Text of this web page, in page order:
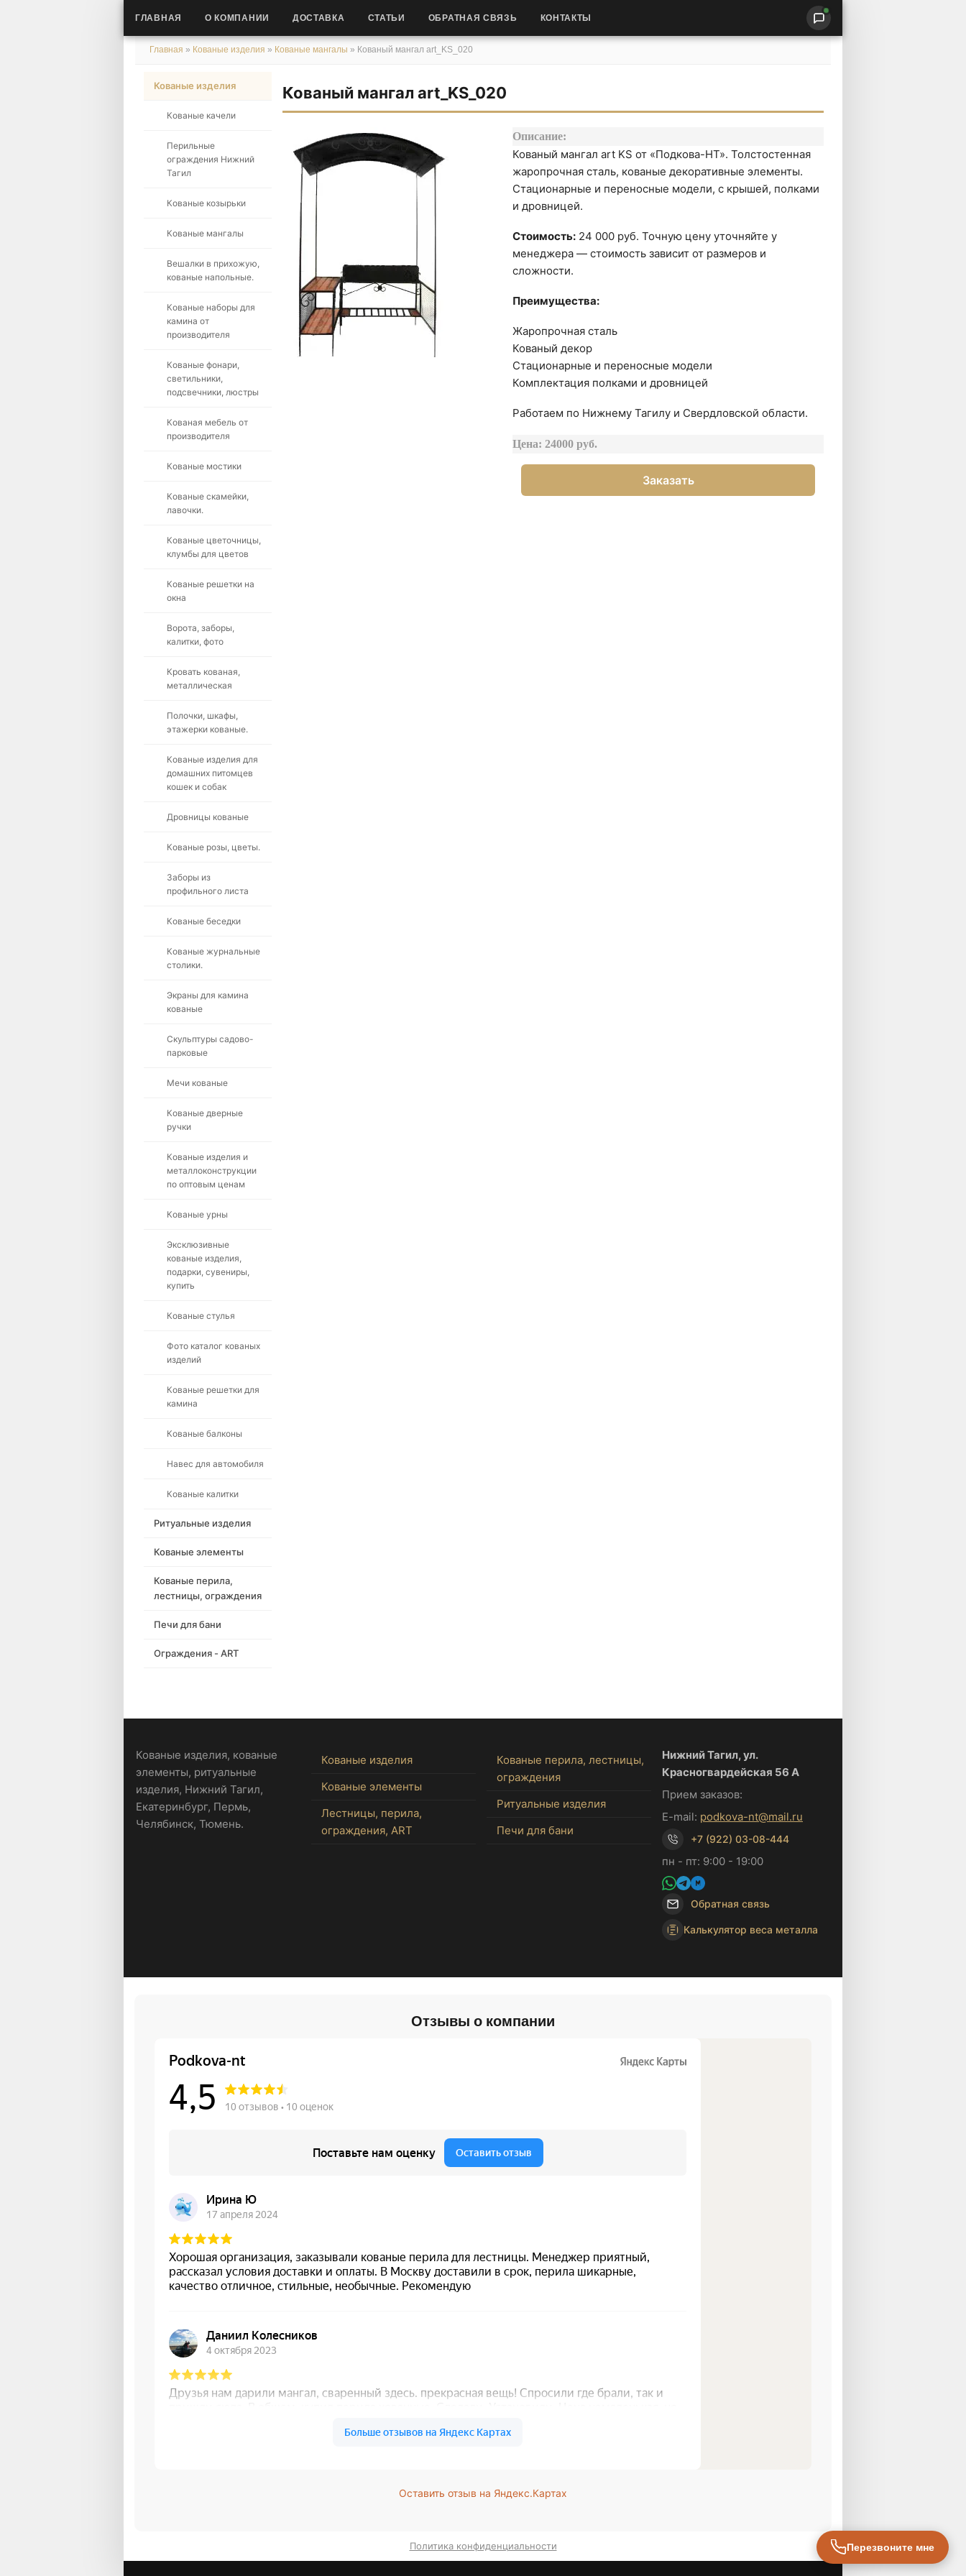
ГЛАВНАЯ О КОМПАНИИ ДОСТАВКА СТАТЬИ ОБРАТНАЯ СВЯЗЬ КОНТАКТЫ
Главная » Кованые изделия » Кованые мангалы » Кованый мангал art_KS_020
Кованые изделия
Кованые качели
Перильные
ограждения Нижний
Тагил
Кованые козырьки
Кованые мангалы
Вешалки в прихожую,
кованые напольные.
Кованые наборы для
камина от
производителя
Кованые фонари,
светильники,
подсвечники, люстры
Кованая мебель от
производителя
Кованые мостики
Кованые скамейки,
лавочки.
Кованые цветочницы,
клумбы для цветов
Кованые решетки на
окна
Ворота, заборы,
калитки, фото
Кровать кованая,
металлическая
Полочки, шкафы,
этажерки кованые.
Кованые изделия для
домашних питомцев
кошек и собак
Дровницы кованые
Кованые розы, цветы.
Заборы из
профильного листа
Кованые беседки
Кованые журнальные
столики.
Экраны для камина
кованые
Скульптуры садово-
парковые
Мечи кованые
Кованые дверные
ручки
Кованые изделия и
металлоконструкции
по оптовым ценам
Кованые урны
Эксклюзивные
кованые изделия,
подарки, сувениры,
купить
Кованые стулья
Фото каталог кованых
изделий
Кованые решетки для
камина
Кованые балконы
Навес для автомобиля
Кованые калитки
Ритуальные изделия
Кованые элементы
Кованые перила,
лестницы, ограждения
Печи для бани
Ограждения - ART
Кованый мангал art_KS_020
Описание:
Кованый мангал art KS от «Подкова-НТ». Толстостенная
жаропрочная сталь, кованые декоративные элементы.
Стационарные и переносные модели, с крышей, полками
и дровницей.
Стоимость: 24 000 руб. Точную цену уточняйте у
менеджера — стоимость зависит от размеров и
сложности.
Преимущества:
Жаропрочная сталь
Кованый декор
Стационарные и переносные модели
Комплектация полками и дровницей
Работаем по Нижнему Тагилу и Свердловской области.
Цена: 24000 руб.
Заказать
Кованые изделия, кованые
элементы, ритуальные
изделия, Нижний Тагил,
Екатеринбург, Пермь,
Челябинск, Тюмень.
Кованые изделия
Кованые элементы
Лестницы, перила,
ограждения, ART
Кованые перила, лестницы,
ограждения
Ритуальные изделия
Печи для бани
Нижний Тагил, ул.
Красногвардейская 56 А
Прием заказов:
E-mail: podkova-nt@mail.ru
+7 (922) 03-08-444
пн - пт: 9:00 - 19:00
Обратная связь
Калькулятор веса металла
Отзывы о компании
Оставить отзыв на Яндекс.Картах
Политика конфиденциальности Перезвоните мне